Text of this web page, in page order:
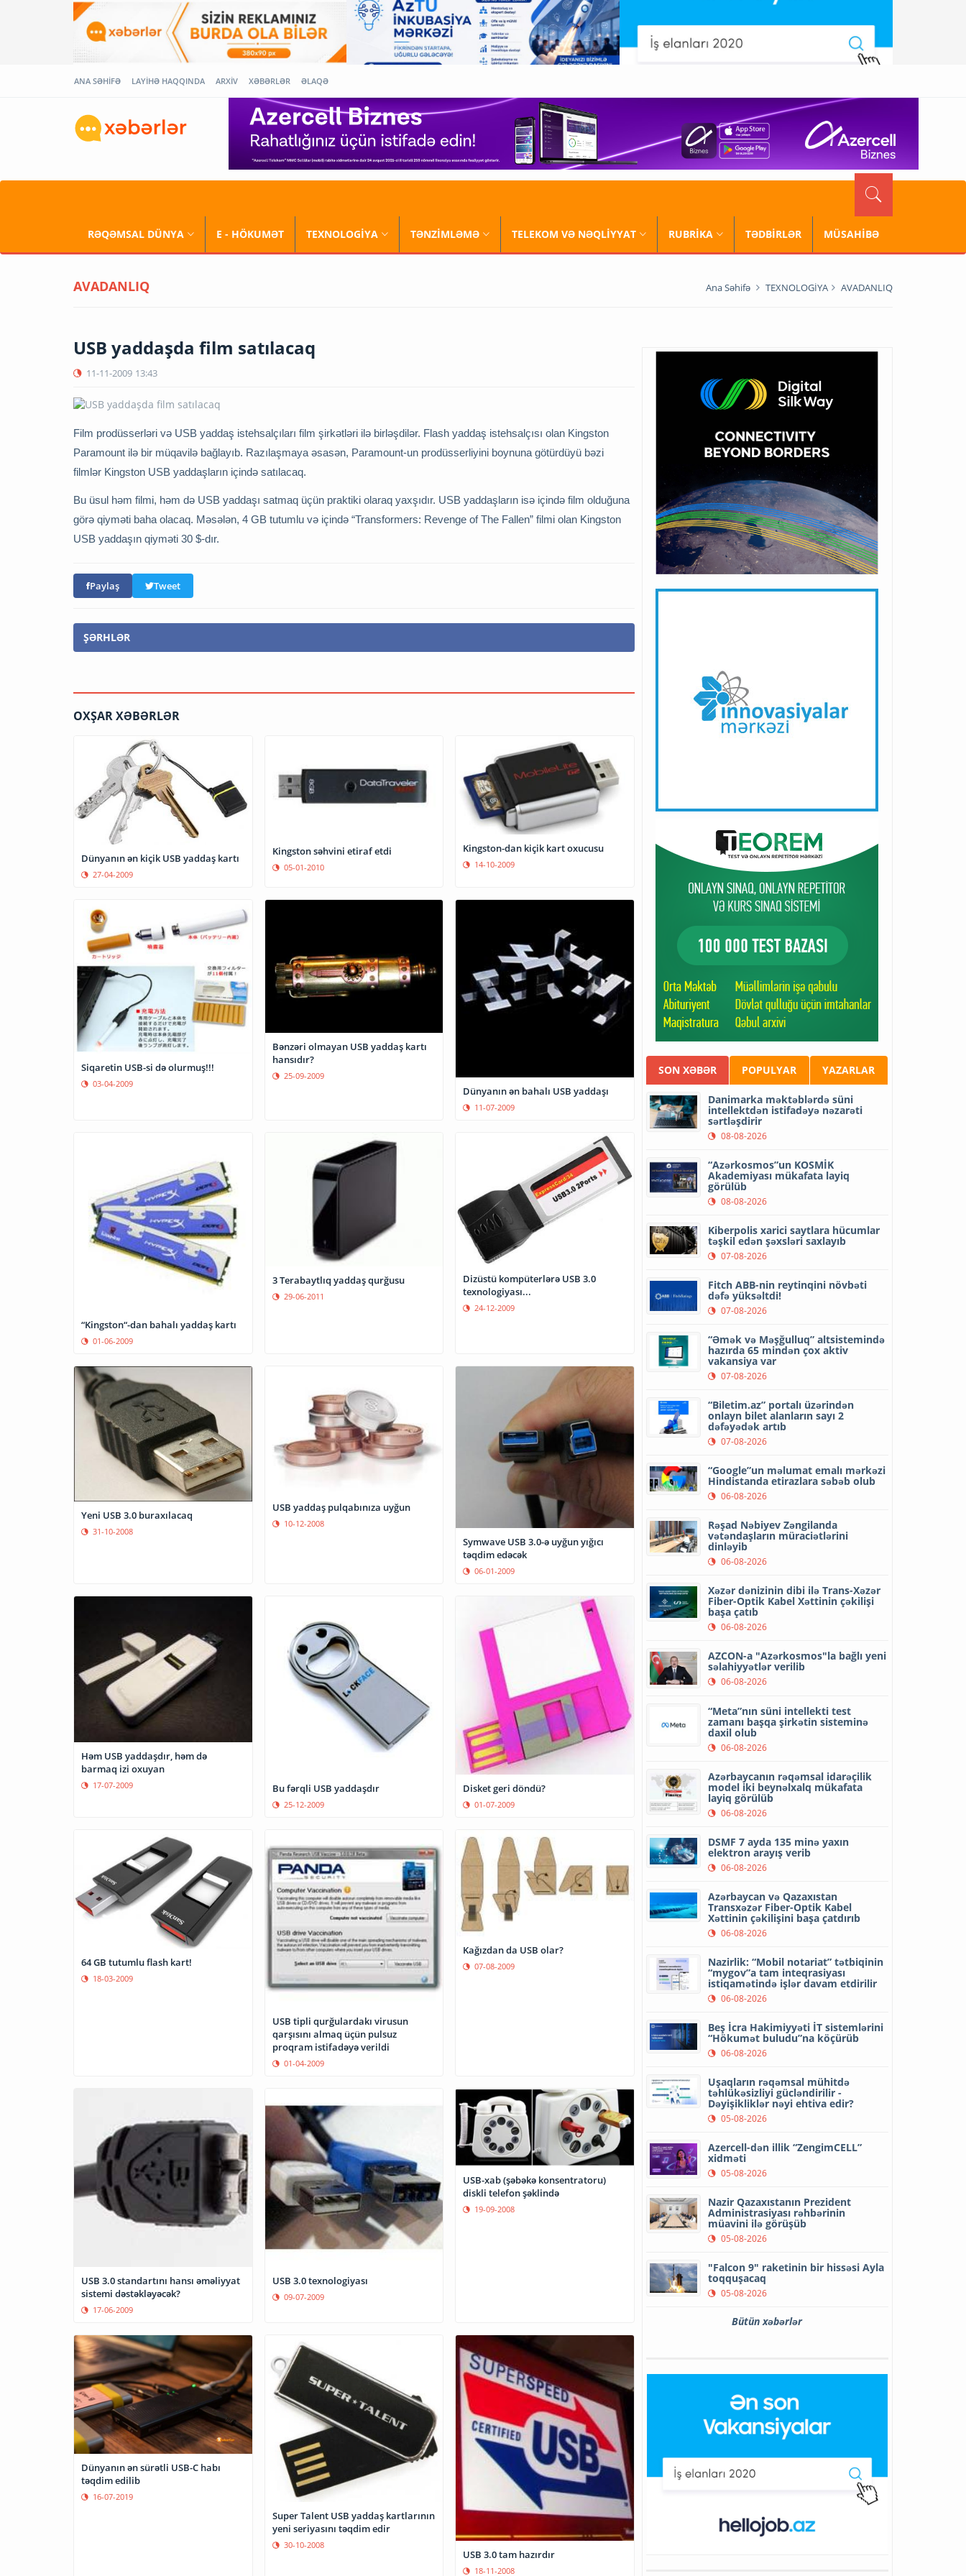
ANA SƏHİFƏ LAYİHƏ HAQQINDA ARXİV XƏBƏRLƏR ƏLAQƏ
RƏQƏMSAL DÜNYA E - HÖKUMƏT TEXNOLOGİYA TƏNZİMLƏMƏ TELEKOM VƏ NƏQLİYYAT RUBRİKA TƏDBİRLƏR MÜSAHİBƏ
AVADANLIQ Ana Səhifə TEXNOLOGİYA AVADANLIQ
USB yaddaşda film satılacaq
11-11-2009 13:43
Film prodüsserləri və USB yaddaş istehsalçıları film şirkətləri ilə birləşdilər. Flash yaddaş istehsalçısı olan Kingston
Paramount ilə bir müqavilə bağlayıb. Razılaşmaya əsasən, Paramount-un prodüsserliyini boynuna götürdüyü bəzi
filmlər Kingston USB yaddaşların içində satılacaq.
Bu üsul həm filmi, həm də USB yaddaşı satmaq üçün praktiki olaraq yaxşıdır. USB yaddaşların isə içində film olduğuna
görə qiyməti baha olacaq. Məsələn, 4 GB tutumlu və içində “Transformers: Revenge of The Fallen” filmi olan Kingston
USB yaddaşın qiyməti 30 $-dır.
Paylaş Tweet
ŞƏRHLƏR
OXŞAR XƏBƏRLƏR
Dünyanın ən kiçik USB yaddaş kartı
27-04-2009
Kingston səhvini etiraf etdi
05-01-2010
Kingston-dan kiçik kart oxucusu
14-10-2009
Siqaretin USB-si də olurmuş!!!
03-04-2009
Bənzəri olmayan USB yaddaş kartı
hansıdır?
25-09-2009
Dünyanın ən bahalı USB yaddaşı
11-07-2009
“Kingston“-dan bahalı yaddaş kartı
01-06-2009
3 Terabaytlıq yaddaş qurğusu
29-06-2011
Dizüstü kompüterlərə USB 3.0
texnologiyası...
24-12-2009
Yeni USB 3.0 buraxılacaq
31-10-2008
USB yaddaş pulqabınıza uyğun
10-12-2008
Symwave USB 3.0-ə uyğun yığıcı
təqdim edəcək
06-01-2009
Həm USB yaddaşdır, həm də
barmaq izi oxuyan
17-07-2009 Bu fərqli USB yaddaşdır
25-12-2009
Disket geri döndü?
01-07-2009
64 GB tutumlu flash kart!
18-03-2009
USB tipli qurğulardakı virusun
qarşısını almaq üçün pulsuz
proqram istifadəyə verildi
01-04-2009
Kağızdan da USB olar?
07-08-2009
USB 3.0 standartını hansı əməliyyat
sistemi dəstəkləyəcək?
17-06-2009
USB 3.0 texnologiyası
09-07-2009
USB-xab (şəbəkə konsentratoru)
diskli telefon şəklində
19-09-2008
Dünyanın ən sürətli USB-C habı
təqdim edilib
16-07-2019
Super Talent USB yaddaş kartlarının
yeni seriyasını təqdim edir
30-10-2008
USB 3.0 tam hazırdır
18-11-2008
SON XƏBƏR POPULYAR YAZARLAR
Danimarka məktəblərdə süni
intellektdən istifadəyə nəzarəti
sərtləşdirir
08-08-2026
“Azərkosmos”un KOSMİK
Akademiyası mükafata layiq
görülüb
08-08-2026
Kiberpolis xarici saytlara hücumlar
təşkil edən şəxsləri saxlayıb
07-08-2026
Fitch ABB-nin reytinqini növbəti
dəfə yüksəltdi!
07-08-2026
“Əmək və Məşğulluq” altsistemində
hazırda 65 mindən çox aktiv
vakansiya var
07-08-2026
“Biletim.az” portalı üzərindən
onlayn bilet alanların sayı 2
dəfəyədək artıb
07-08-2026
“Google”un məlumat emalı mərkəzi
Hindistanda etirazlara səbəb olub
06-08-2026
Rəşad Nəbiyev Zəngilanda
vətəndaşların müraciətlərini
dinləyib
06-08-2026
Xəzər dənizinin dibi ilə Trans-Xəzər
Fiber-Optik Kabel Xəttinin çəkilişi
başa çatıb
06-08-2026
AZCON-a "Azərkosmos"la bağlı yeni
səlahiyyətlər verilib
06-08-2026
“Meta”nın süni intellekti test
zamanı başqa şirkətin sisteminə
daxil olub
06-08-2026
Azərbaycanın rəqəmsal idarəçilik
model iki beynəlxalq mükafata
layiq görülüb
06-08-2026
DSMF 7 ayda 135 minə yaxın
elektron arayış verib
06-08-2026
Azərbaycan və Qazaxıstan
Transxəzər Fiber-Optik Kabel
Xəttinin çəkilişini başa çatdırıb
06-08-2026
Nazirlik: “Mobil notariat” tətbiqinin
“mygov”a tam inteqrasiyası
istiqamətində işlər davam etdirilir
06-08-2026
Beş İcra Hakimiyyəti İT sistemlərini
“Hökumət buludu”na köçürüb
06-08-2026
Uşaqların rəqəmsal mühitdə
təhlükəsizliyi gücləndirilir -
Dəyişikliklər nəyi ehtiva edir?
05-08-2026
Azercell-dən illik “ZengimCELL”
xidməti
05-08-2026
Nazir Qazaxıstanın Prezident
Administrasiyası rəhbərinin
müavini ilə görüşüb
05-08-2026
"Falcon 9" raketinin bir hissəsi Ayla
toqquşacaq
05-08-2026
Bütün xəbərlər